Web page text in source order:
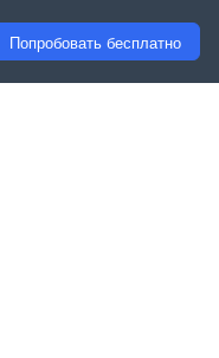
Попробовать бесплатно